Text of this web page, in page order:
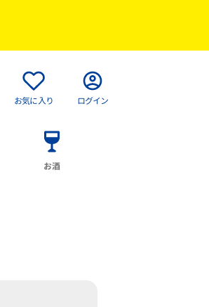
お気に入り ログイン
お酒